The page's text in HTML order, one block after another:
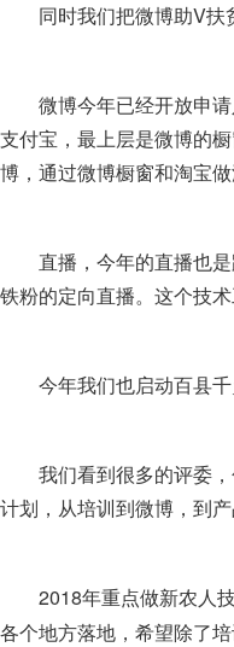
同时我们把微博助V
微博今年已经开放申
支付宝，最上层是微博的
博，通过微博橱窗和淘宝
直播，今年的直播也
铁粉的定向直播。这个技
今年我们也启动百县
我们看到很多的评委
计划，从培训到微博，到
2018年重点做新农人
各个地方落地，希望除了